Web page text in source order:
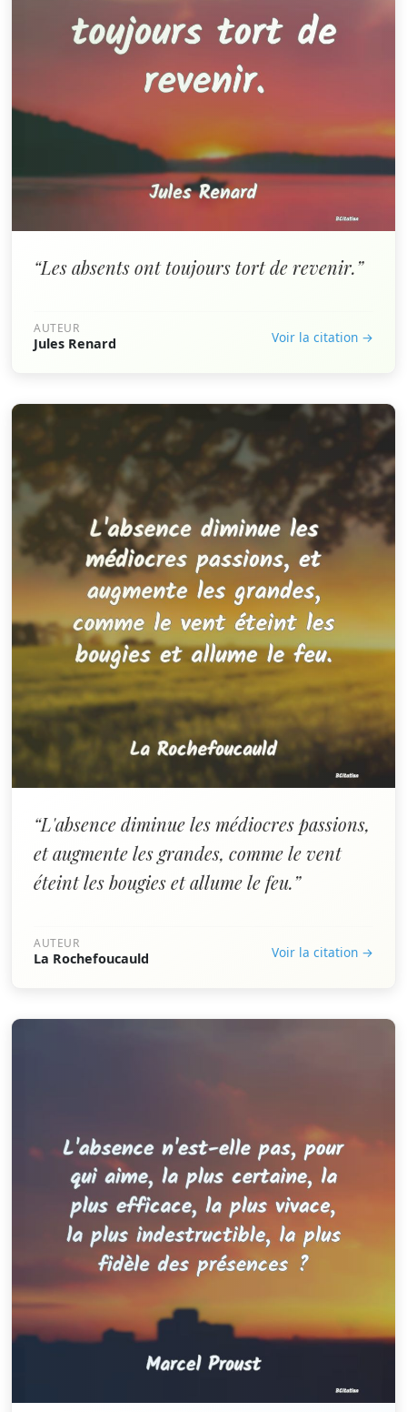
“Les absents ont toujours tort de revenir.”
AUTEUR
Jules Renard Voir la citation →
“L'absence diminue les médiocres passions,
et augmente les grandes, comme le vent
éteint les bougies et allume le feu.”
AUTEUR
La Rochefoucauld Voir la citation →